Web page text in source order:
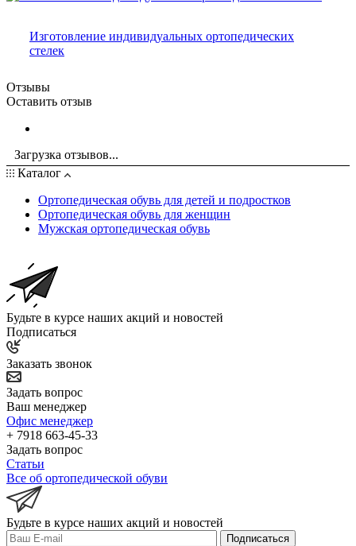
Изготовление индивидуальных ортопедических
стелек
Отзывы
Оставить отзыв
Загрузка отзывов...
Каталог
Ортопедическая обувь для детей и подростков
Ортопедическая обувь для женщин
Мужская ортопедическая обувь
Будьте в курсе наших акций и новостей
Подписаться
Заказать звонок
Задать вопрос
Ваш менеджер
Офис менеджер
+ 7918 663-45-33
Задать вопрос
Статьи
Все об ортопедической обуви
Будьте в курсе наших акций и новостей
Подписаться